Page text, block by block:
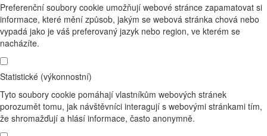
Preferenční soubory cookie umožňují webové stránce zapamatovat si
informace, které mění způsob, jakým se webová stránka chová nebo
vypadá jako je váš preferovaný jazyk nebo region, ve kterém se
nacházíte.
Statistické (výkonnostní)
Tyto soubory cookie pomáhají vlastníkům webových stránek
porozumět tomu, jak návštěvníci interagují s webovými stránkami tím,
že shromažďují a hlásí informace, často anonymně.